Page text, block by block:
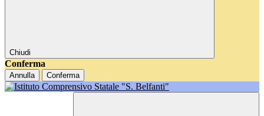
Chiudi
Conferma
Annulla Conferma